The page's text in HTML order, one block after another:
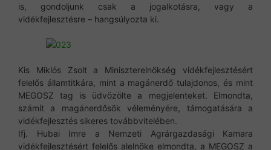
is, gondoljunk csak a jogalkotásra, vagy a
vidékfejlesztésre – hangsúlyozta ki.
Kis Miklós Zsolt a Miniszterelnökség vidékfejlesztésért
felelős államtitkára, mint a magánerdő tulajdonos, és mint
MEGOSZ tag is üdvözölte a megjelenteket. Elmondta,
számít a magánerdősök véleményére, támogatására a
vidékfejlesztés sikeres továbbvitelében.
Ifj. Hubai Imre a Nemzeti Agrárgazdasági Kamara
vidékfejlesztésért felelős alelnöke elmondta, a MEGOSZ a